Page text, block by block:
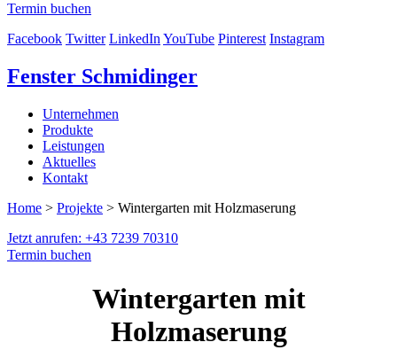
Termin buchen
Facebook Twitter LinkedInYouTube Pinterest Instagram
Fenster Schmidinger
Unternehmen
Produkte
Leistungen
Aktuelles
Kontakt
Home > Projekte > Wintergarten mit Holzmaserung
Jetzt anrufen: +43 7239 70310
Termin buchen
Wintergarten mit
Holzmaserung